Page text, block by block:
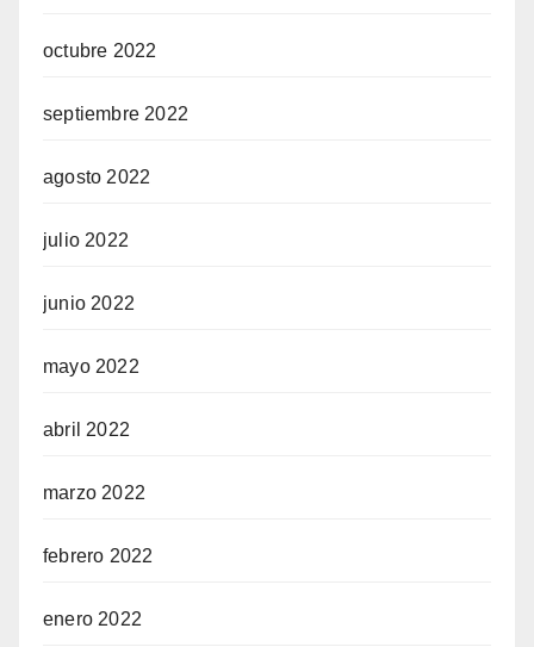
octubre 2022
septiembre 2022
agosto 2022
julio 2022
junio 2022
mayo 2022
abril 2022
marzo 2022
febrero 2022
enero 2022